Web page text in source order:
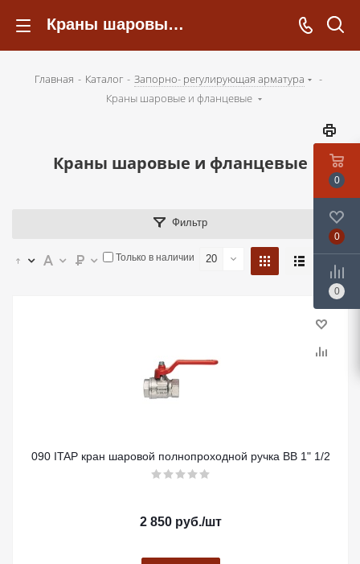
Краны шаровые и фланцевые - kotelsochi.ru
Главная - Каталог - Запорно- регулирующая арматура
-
Краны шаровые и фланцевые
Краны шаровые и фланцевые
Фильтр
20
Только в наличии
090 ITAP кран шаровой полнопроходной ручка ВВ 1" 1/2
2 850 руб./шт
0
0
0